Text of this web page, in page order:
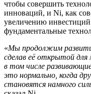
чтобы совершить
инноваций, и Ni, как
увеличению инвестиций
фундаментальные
«Мы продолжим
сделав её открытой для
в том числе
это нормально, когда
становятся намного